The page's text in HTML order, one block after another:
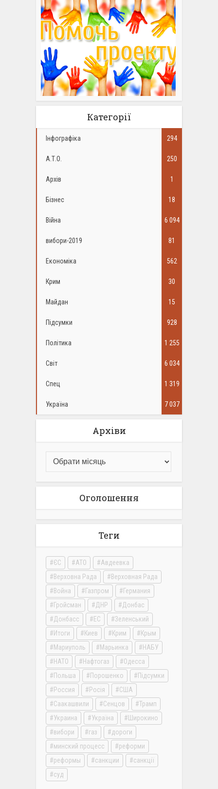
Категорії
Інфографіка 294
А.Т.О. 250
Архів 1
Бізнес 18
Війна 6 094
вибори-2019 81
Економіка 562
Крим 30
Майдан 15
Підсумки 928
Політика 1 255
Світ 6 034
Спец 1 319
Україна 7 037
Архіви
Оголошення
Теги
ЄС АТО
Авдеевка
Верховна Рада
Верховная Рада
Война
Газпром
Германия
Гройсман
ДНР
Донбас
Донбасс
ЕС
Зеленський
Итоги
Киев Крим
Крым
Мариуполь
Марьинка
НАБУ
НАТО
Нафтогаз
Одесса
Польша
Порошенко
Підсумки
Россия
Росія
США
Саакашвили
Сенцов
Трамп
Украина
Україна
Широкино
вибори
газ
дороги
минский процесс
реформи
реформы
санкции
санкції
суд